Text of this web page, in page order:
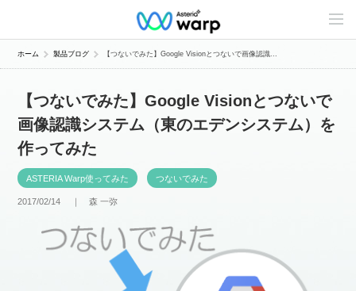
C
n
e
ホーム 製品ブログ 【つないでみた】Google Visionとつないで画像認識...
【つないでみた】Google Visionとつないで
画像認識システム（東のエデンシステム）を
作ってみた
ASTERIA Warp使ってみた つないでみた
2017/02/14 ｜森 一弥